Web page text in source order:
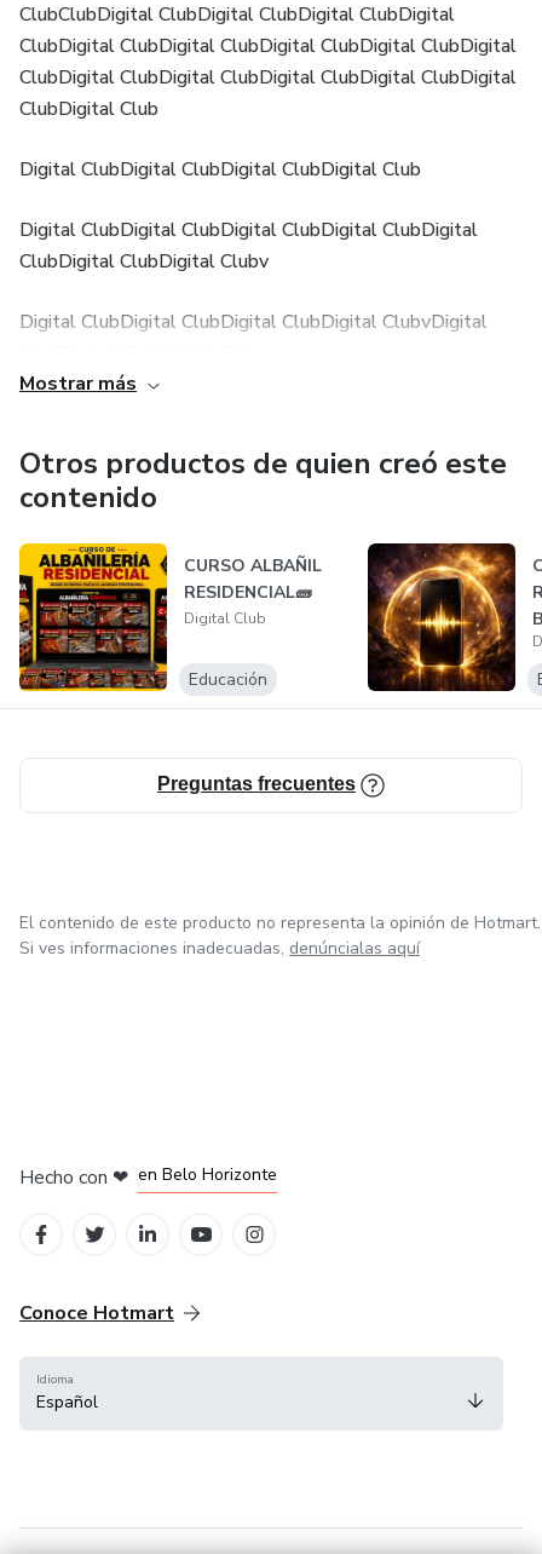
ClubClubDigital ClubDigital ClubDigital ClubDigital
ClubDigital ClubDigital ClubDigital ClubDigital ClubDigital
ClubDigital ClubDigital ClubDigital ClubDigital ClubDigital
ClubDigital Club
Digital ClubDigital ClubDigital ClubDigital Club
Digital ClubDigital ClubDigital ClubDigital ClubDigital
ClubDigital ClubDigital Clubv
Digital ClubDigital ClubDigital ClubDigital ClubvDigital
ClubDigital ClubDigital ClubDigital ClubDigital Club
Mostrar más
Otros productos de quien creó este
contenido
CURSO ALBAÑIL
RESIDENCIAL🧱
Digital Club
Educación
Preguntas frecuentes
El contenido de este producto no representa la opinión de Hotmart.
Si ves informaciones inadecuadas, denúncialas aquí
Hecho con ❤ en Belo Horizonte
Conoce Hotmart
Idioma
Español